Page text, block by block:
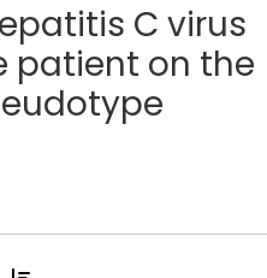
C virus
patient on the